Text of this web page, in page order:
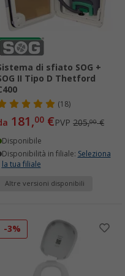
di sfiato SOG +
II Tipo D Thetford
(18)
181,00 €PVP 205,00€
Disponibile
Disponibilità in filiale: Seleziona
la tua filiale
Altre versioni disponibili
-3%